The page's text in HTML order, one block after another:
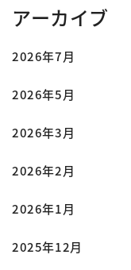
アーカイブ
2026年7月
2026年5月
2026年3月
2026年2月
2026年1月
2025年12月